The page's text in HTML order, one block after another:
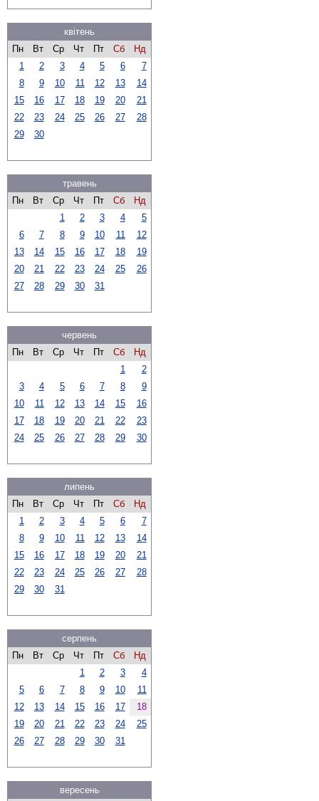
квітень
Пн
Вт Ср Чт Пт Сб
Нд
1
2 3 4 5 6
7
8
9 10 11 12 13
14
15
16 17 18 19 20
21
22
23 24 25 26 27
28
29
30
травень
Пн
Вт Ср Чт Пт Сб
Нд
1
2 3 4
5
6
7 8 9 10 11
12
13
14 15 16 17 18
19
20
21 22 23 24 25
26
27
28 29 30 31
червень
Пн
Вт Ср Чт Пт Сб
Нд
1
2
3
4 5 6 7 8
9
10
11 12 13 14 15
16
17
18 19 20 21 22
23
24
25 26 27 28 29 30
липень
Пн
Вт Ср Чт Пт Сб
Нд
1
2 3 4 5 6
7
8
9 10 11 12 13
14
15
16 17 18 19 20
21
22
23 24 25 26 27
28
29
30 31
серпень
Пн
Вт Ср Чт Пт Сб
Нд
1
2 3
4
5
6 7 8 9 10
11
12
13 14 15 16 17
18
19
20 21 22 23 24
25
26
27 28 29 30 31
вересень